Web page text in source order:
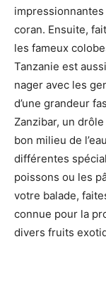
coran. Ensuite,
les fameux
Tanzanie est
nager avec les
d’une grandeur
Zanzibar, un
bon milieu de
différentes
poissons ou les
votre balade,
connue pour la
divers fruits